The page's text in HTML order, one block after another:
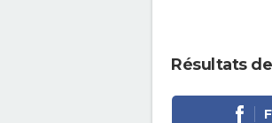
Résultats